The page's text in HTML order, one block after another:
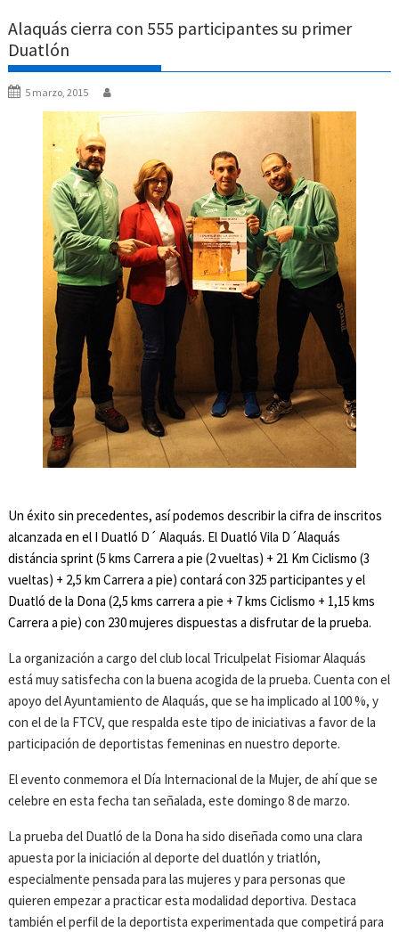
Alaquás cierra con 555 participantes su primer
Duatlón
5 marzo, 2015
Un éxito sin precedentes, así podemos describir la cifra de inscritos
alcanzada en el I Duatló D´ Alaquás. El Duatló Vila D´Alaquás
distáncia sprint (5 kms Carrera a pie (2 vueltas) + 21 Km Ciclismo (3
vueltas) + 2,5 km Carrera a pie) contará con 325 participantes y el
Duatló de la Dona (2,5 kms carrera a pie + 7 kms Ciclismo + 1,15 kms
Carrera a pie) con 230 mujeres dispuestas a disfrutar de la prueba.
La organización a cargo del club local Triculpelat Fisiomar Alaquás
está muy satisfecha con la buena acogida de la prueba. Cuenta con el
apoyo del Ayuntamiento de Alaquás, que se ha implicado al 100 %, y
con el de la FTCV, que respalda este tipo de iniciativas a favor de la
participación de deportistas femeninas en nuestro deporte.
El evento conmemora el Día Internacional de la Mujer, de ahí que se
celebre en esta fecha tan señalada, este domingo 8 de marzo.
La prueba del Duatló de la Dona ha sido diseñada como una clara
apuesta por la iniciación al deporte del duatlón y triatlón,
especialmente pensada para las mujeres y para personas que
quieren empezar a practicar esta modalidad deportiva. Destaca
también el perfil de la deportista experimentada que competirá para